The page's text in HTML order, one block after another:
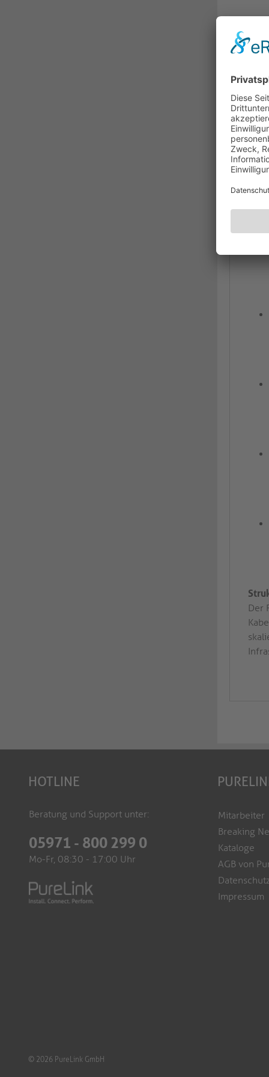
Der
die
Der
HOTLINE
Beratung und Support unter:
05971 - 800 299 0
Mo-Fr, 08:30 - 17:00 Uhr
Mitarbeiter
Breaking
Kataloge
AGB von
Impressum
© 2026 PureLink GmbH